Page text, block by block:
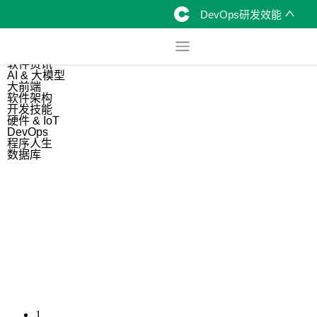
DevOps研发效能
软件资讯
AI & 大模型
大前端
软件架构
开发技能
硬件 & IoT
DevOps
程序人生
数据库
1